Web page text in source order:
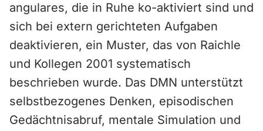
angulares, die in Ruhe ko-aktiviert sind und
sich bei extern gerichteten Aufgaben
deaktivieren, ein Muster, das von Raichle
und Kollegen 2001 systematisch
beschrieben wurde. Das DMN unterstützt
selbstbezogenes Denken, episodischen
Gedächtnisabruf, mentale Simulation und